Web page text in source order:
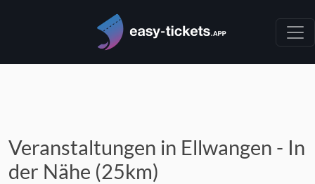
Veranstaltungen in Ellwangen - In
der Nähe (25km)